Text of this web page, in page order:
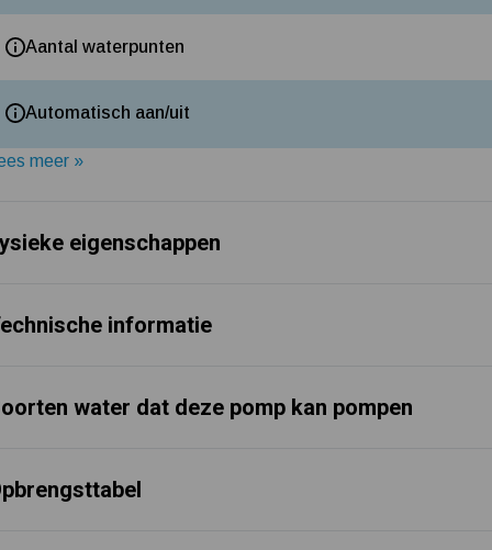
Aantal waterpunten
Automatisch aan/uit
meer »
eigenschappen
informatie
water dat deze pomp kan pompen